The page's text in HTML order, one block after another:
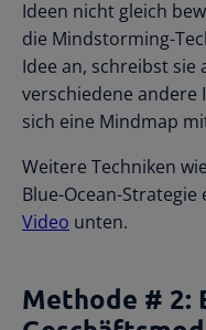
Ideen nicht gleich
die Mindstorming-
Idee an, schreibst
verschiedene
sich eine Mindmap
Weitere Techniken
Blue-Ocean-
Video unten.
Methode # 2: